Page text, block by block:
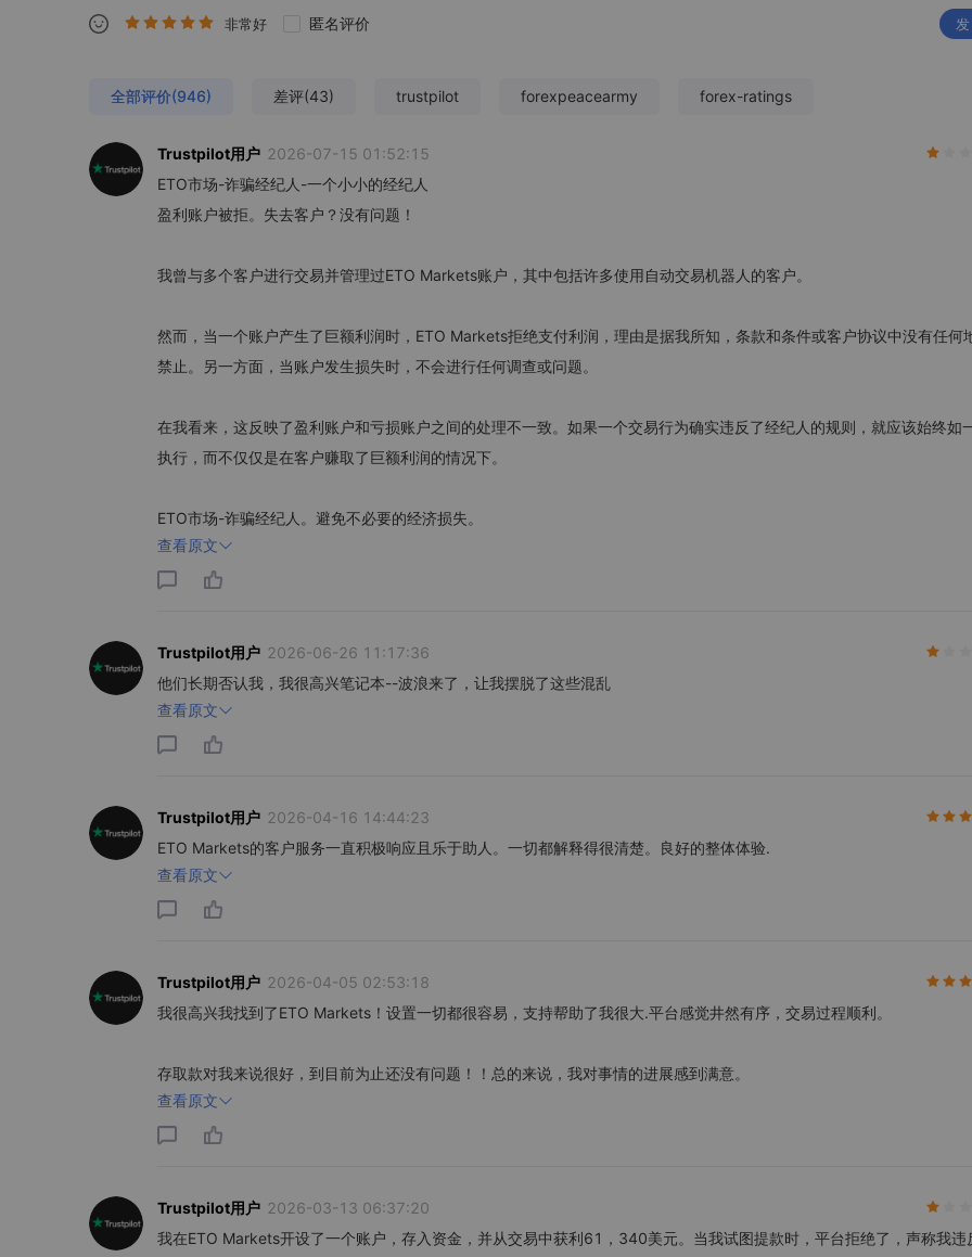
非常好 匿名评价
全部评价(946) 差评(43) trustpilot forexpeacearmy forex-ratings
Trustpilot用户 2026-07-15 01:52:15
ETO市场-诈骗经纪人-一个小小的经纪人
盈利账户被拒。失去客户？没有问题！
我曾与多个客户进行交易并管理过ETO Markets账户，其中包括许多使用自动交易机器人的客户。
然而，当一个账户产生了巨额利润时，ETO Markets拒绝支付利润，理由是据我所知，条款和条件或客户协议中没有任何
禁止。另一方面，当账户发生损失时，不会进行任何调查或问题。
在我看来，这反映了盈利账户和亏损账户之间的处理不一致。如果一个交易行为确实违反了经纪人的规则，就应该始终如
执行，而不仅仅是在客户赚取了巨额利润的情况下。
ETO市场-诈骗经纪人。避免不必要的经济损失。
查看原文
Trustpilot用户 2026-06-26 11:17:36
他们长期否认我，我很高兴笔记本--波浪来了，让我摆脱了这些混乱
查看原文
Trustpilot用户 2026-04-16 14:44:23
ETO Markets的客户服务一直积极响应且乐于助人。一切都解释得很清楚。良好的整体体验.
查看原文
Trustpilot用户 2026-04-05 02:53:18
我很高兴我找到了ETO Markets！设置一切都很容易，支持帮助了我很大.平台感觉井然有序，交易过程顺利。
存取款对我来说很好，到目前为止还没有问题！！总的来说，我对事情的进展感到满意。
查看原文
Trustpilot用户 2026-03-13 06:37:20
我在ETO Markets开设了一个账户，存入资金，并从交易中获利61，340美元。当我试图提款时，平台拒绝了，声称我违